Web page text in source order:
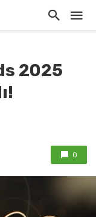
2025
0